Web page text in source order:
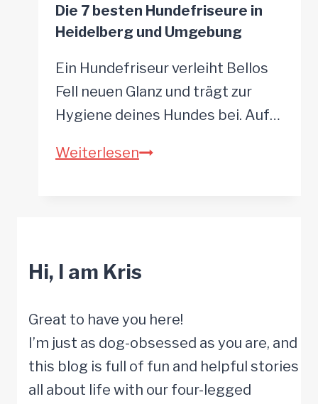
Mainz
Die 7 besten Hundefriseure in
Heidelberg und Umgebung
Ein Hundefriseur verleiht Bellos
Fell neuen Glanz und trägt zur
Hygiene deines Hundes bei. Auf…
WeiterlesenDie
Heidelberg
Umgebung
Hi, I am Kris
Great to have you here!
I’m just as dog-obsessed as you are, and
this blog is full of fun and helpful stories
all about life with our four-legged